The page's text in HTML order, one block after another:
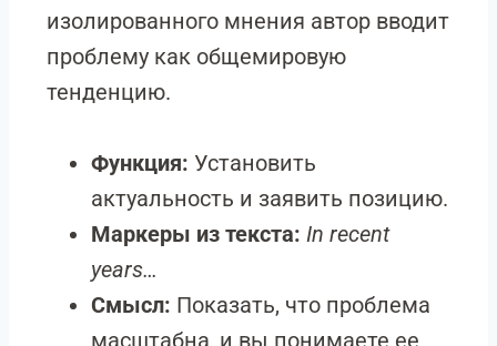
изолированного мнения автор вводит
проблему как общемировую
тенденцию.
Функция: Установить
актуальность и заявить позицию.
Маркеры из текста: In recent
years…
Смысл: Показать, что проблема
масштабна, и вы понимаете ее